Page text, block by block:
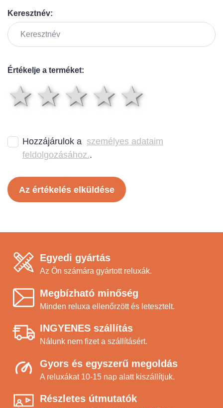
Keresztnév:
Értékelje a terméket:
4
3 csillag
2 csillag
1 csillag
Hozzájárulok a személyes adataim
feldolgozásához..
Az értékelés elküldése
Egyedi gyártás
Az Ön számára gyártott reluxák.
Megbízható minőség
Minden reluxa ellenőrzött és letesztelt.
INGYENES szállítás
Nálunk nem fizet a szállításért.
Gyors és egyszerű megoldás
A reluxákat 10-15 nap alatt kiszállítjuk.
Részletes útmutatók